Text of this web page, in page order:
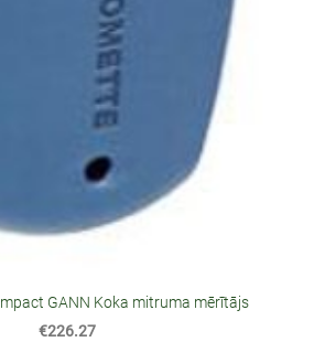
GANN Koka mitruma mērītājs
€226.27